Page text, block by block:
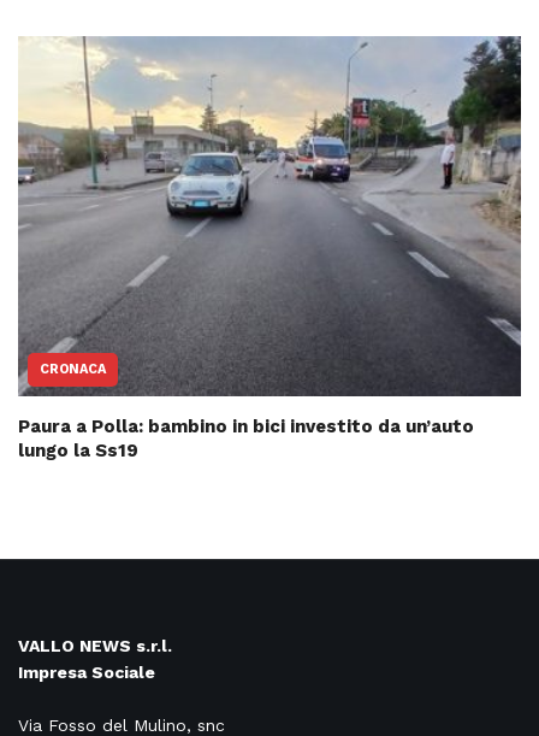
CRONACA
Paura a Polla: bambino in bici investito da un’auto
lungo la Ss19
VALLO NEWS s.r.l.
Impresa Sociale
Via Fosso del Mulino, snc